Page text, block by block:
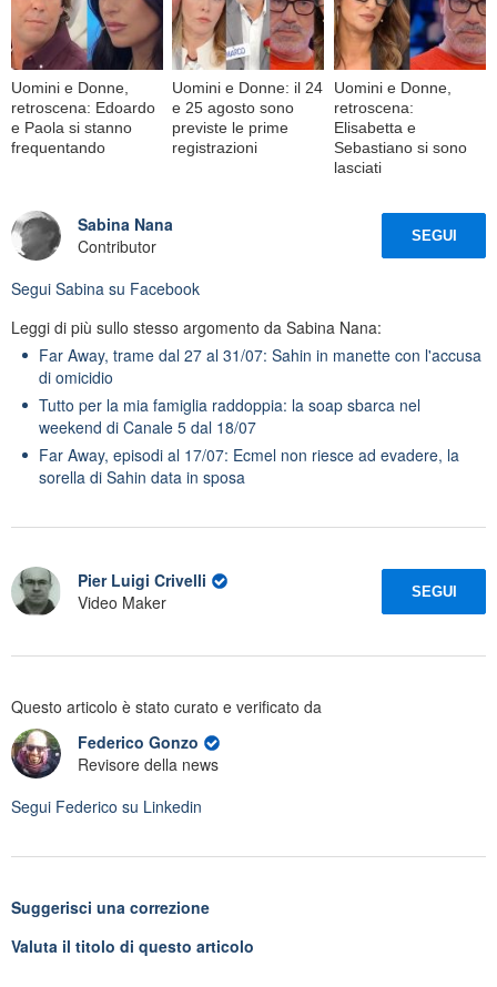
Uomini e Donne,
retroscena: Edoardo
e Paola si stanno
frequentando
Uomini e Donne: il 24
e 25 agosto sono
previste le prime
registrazioni
Uomini e Donne,
retroscena:
Elisabetta e
Sebastiano si sono
lasciati
Sabina Nana
Contributor
SEGUI
Segui Sabina su Facebook
Leggi di più sullo stesso argomento da Sabina Nana:
Far Away, trame dal 27 al 31/07: Sahin in manette con l'accusa
di omicidio
Tutto per la mia famiglia raddoppia: la soap sbarca nel
weekend di Canale 5 dal 18/07
Far Away, episodi al 17/07: Ecmel non riesce ad evadere, la
sorella di Sahin data in sposa
Pier Luigi Crivelli
Video Maker
SEGUI
Questo articolo è stato curato e verificato da
Federico Gonzo
Revisore della news
Segui Federico su Linkedin
Suggerisci una correzione
Valuta il titolo di questo articolo